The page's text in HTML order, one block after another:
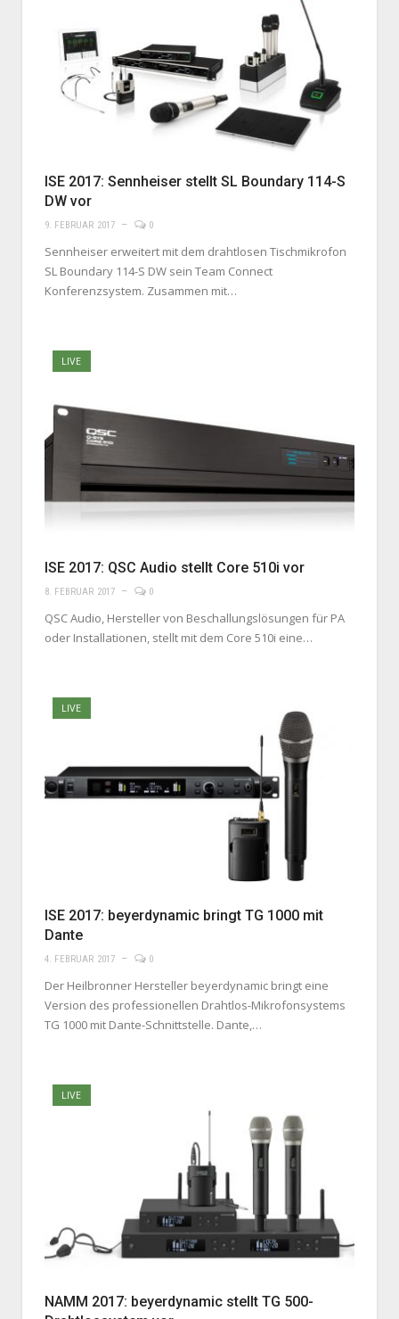
ISE 2017: Sennheiser stellt SL Boundary 114-S
DW vor
9. FEBRUAR 2017 0
Sennheiser erweitert mit dem drahtlosen Tischmikrofon
SL Boundary 114-S DW sein Team Connect
Konferenzsystem. Zusammen mit…
LIVE
ISE 2017: QSC Audio stellt Core 510i vor
8. FEBRUAR 2017 0
QSC Audio, Hersteller von Beschallungslösungen für PA
oder Installationen, stellt mit dem Core 510i eine…
LIVE
ISE 2017: beyerdynamic bringt TG 1000 mit
Dante
4. FEBRUAR 2017 0
Der Heilbronner Hersteller beyerdynamic bringt eine
Version des professionellen Drahtlos-Mikrofonsystems
TG 1000 mit Dante-Schnittstelle. Dante,…
LIVE
NAMM 2017: beyerdynamic stellt TG 500-